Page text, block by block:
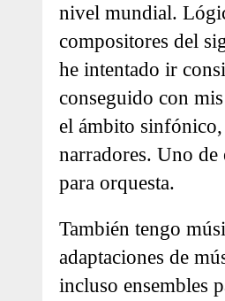
nivel mundial.
compositores del
he intentado ir
conseguido con
el ámbito
narradores. Uno
para orquesta.
También tengo
adaptaciones de
incluso ensembles